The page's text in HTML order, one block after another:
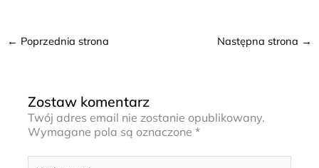
← Poprzednia strona Następna strona →
Zostaw komentarz
Twój adres email nie zostanie opublikowany.
Wymagane pola są oznaczone*